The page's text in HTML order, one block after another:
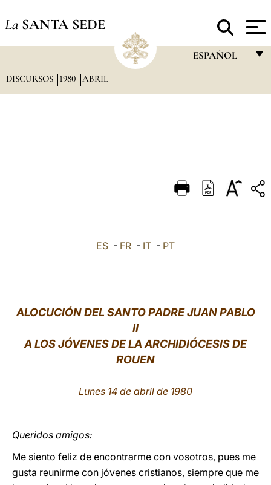
La SANTA SEDE
ESPAÑOL
DEUTSCH
DISCURSOS 1980 ABRIL
ES - FR - IT - PT
ALOCUCIÓN DEL SANTO PADRE JUAN PABLO
II
A LOS JÓVENES DE LA ARCHIDIÓCESIS DE
ROUEN
Lunes 14 de abril de 1980
Queridos amigos:
Me siento feliz de encontrarme con vosotros, pues me
gusta reunirme con jóvenes cristianos, siempre que me